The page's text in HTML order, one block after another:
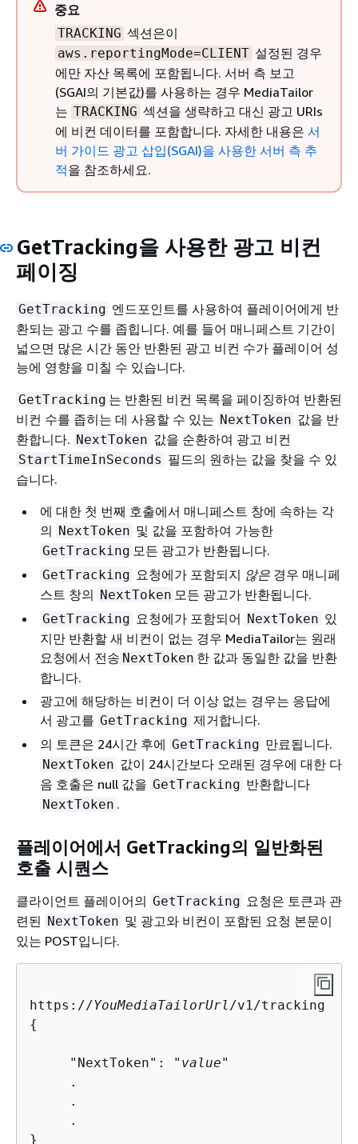
중요
TRACKING 섹션은이
aws.reportingMode=CLIENT 설정된 경우
에만 자산 목록에 포함됩니다. 서버 측 보고
(SGAI의 기본값)를 사용하는 경우 MediaTailor
는 TRACKING 섹션을 생략하고 대신 광고 URIs
에 비컨 데이터를 포함합니다. 자세한 내용은 서
버 가이드 광고 삽입(SGAI)을 사용한 서버 측 추
적을 참조하세요.
GetTracking을 사용한 광고 비컨
페이징
GetTracking 엔드포인트를 사용하여 플레이어에게 반
환되는 광고 수를 좁힙니다. 예를 들어 매니페스트 기간이
넓으면 많은 시간 동안 반환된 광고 비컨 수가 플레이어 성
능에 영향을 미칠 수 있습니다.
GetTracking 는 반환된 비컨 목록을 페이징하여 반환된
비컨 수를 좁히는 데 사용할 수 있는 NextToken 값을 반
환합니다. NextToken 값을 순환하여 광고 비컨
StartTimeInSeconds 필드의 원하는 값을 찾을 수 있
습니다.
에 대한 첫 번째 호출에서 매니페스트 창에 속하는 각
의 NextToken 및 값을 포함하여 가능한
GetTracking 모든 광고가 반환됩니다.
GetTracking 요청에가 포함되지 않은 경우 매니페
스트 창의 NextToken 모든 광고가 반환됩니다.
GetTracking 요청에가 포함되어 NextToken 있
지만 반환할 새 비컨이 없는 경우 MediaTailor는 원래
요청에서 전송 NextToken 한 값과 동일한 값을 반환
합니다.
광고에 해당하는 비컨이 더 이상 없는 경우는 응답에
서 광고를 GetTracking 제거합니다.
의 토큰은 24시간 후에 GetTracking 만료됩니다.
NextToken 값이 24시간보다 오래된 경우에 대한 다
음 호출은 null 값을 GetTracking 반환합니다
NextToken .
플레이어에서 GetTracking의 일반화된
호출 시퀀스
클라이언트 플레이어의 GetTracking 요청은 토큰과 관
련된 NextToken 및 광고와 비컨이 포함된 요청 본문이
있는 POST입니다.
https://YouMediaTailorUrl
{
     "NextToken": "
value"
     .
     .
     .
}